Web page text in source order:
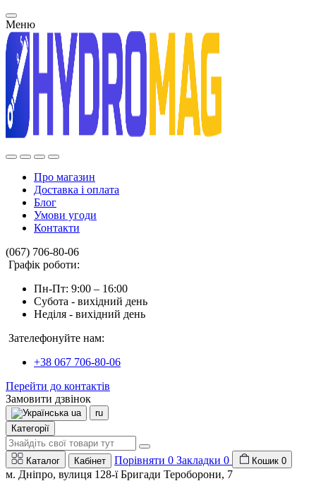
Меню
Про магазин
Доставка і оплата
Блог
Умови угоди
Контакти
(067) 706-80-06
Графік роботи:
Пн-Пт: 9:00 – 16:00
Субота - вихідний день
Неділя - вихідний день
Зателефонуйте нам:
+38 067 706-80-06
Перейти до контактів
Замовити дзвінок
ua
ru
Категорії
Каталог Кабінет Порівняти 0 Закладки 0 Кошик 0
м. Дніпро, вулиця 128-ї Бригади Тероборони, 7